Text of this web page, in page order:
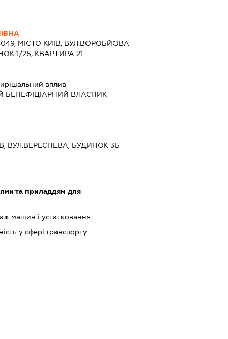
МІСТО КИЇВ, ВУЛ.ВОРОБЙОВА
1/26, КВАРТИРА 21
вплив
БЕНЕФІЦІАРНИЙ ВЛАСНИК
ВУЛ.ВЕРЕСНЕВА, БУДИНОК 3Б
та приладдям для
машин і устатковання
у сфері транспорту